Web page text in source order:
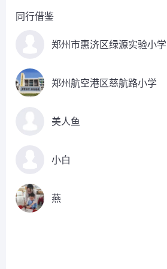
同行借鉴
郑州市惠济区绿源实验小学
郑州航空港区慈航路小学
美人鱼
小白
燕